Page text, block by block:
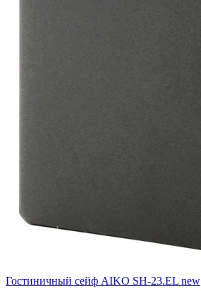
Гостиничный сейф AIKO SH-23.EL new